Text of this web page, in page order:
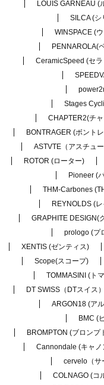
LOUIS GARNEAU (
SILCA (シ
WINSPACE (
PENNAROLA(
CeramicSpeed (セ
Stages
CHAPTER2(チ
BONTRAGER (ボント
ASTVTE（アスチュー
ROTOR (ローター)
Pioneer (
THM-Carbones
REYNOLDS (
GRAPHITE DESIGN(
prologo (プ
XENTIS (ゼンティス)
Scope(スコープ)
TOMMASINI (ト
DT SWISS（DTスイス）
ARGON18 (ア
BMC (
BROMPTON (ブロンプ
Cannondale (キャノ
cervelo（サ
COLNAGO (コ